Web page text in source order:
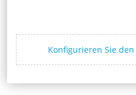
Konfigurieren Sie